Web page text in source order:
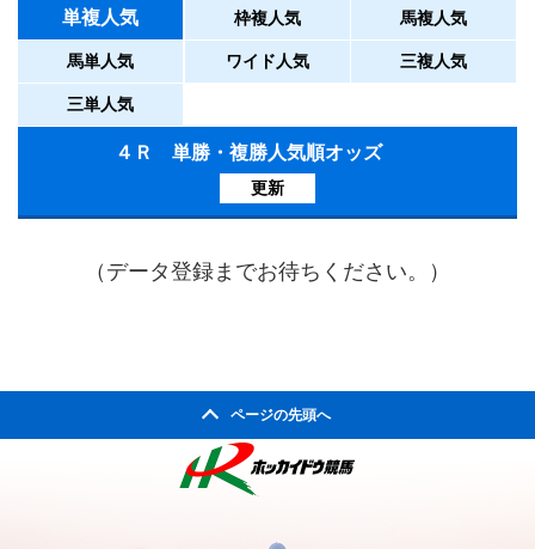
単複人気 枠複人気 馬複人気
馬単人気 ワイド人気 三複人気
三単人気
４Ｒ 単勝・複勝人気順オッズ
更新
（データ登録までお待ちください。）
ページの先頭へ